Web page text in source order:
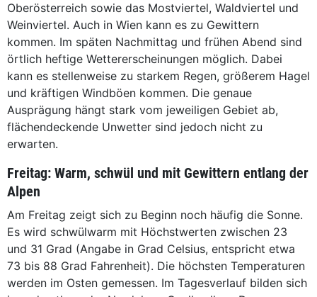
Oberösterreich sowie das Mostviertel, Waldviertel und
Weinviertel. Auch in Wien kann es zu Gewittern
kommen. Im späten Nachmittag und frühen Abend sind
örtlich heftige Wettererscheinungen möglich. Dabei
kann es stellenweise zu starkem Regen, größerem Hagel
und kräftigen Windböen kommen. Die genaue
Ausprägung hängt stark vom jeweiligen Gebiet ab,
flächendeckende Unwetter sind jedoch nicht zu
erwarten.
Freitag: Warm, schwül und mit Gewittern entlang der
Alpen
Am Freitag zeigt sich zu Beginn noch häufig die Sonne.
Es wird schwülwarm mit Höchstwerten zwischen 23
und 31 Grad (Angabe in Grad Celsius, entspricht etwa
73 bis 88 Grad Fahrenheit). Die höchsten Temperaturen
werden im Osten gemessen. Im Tagesverlauf bilden sich